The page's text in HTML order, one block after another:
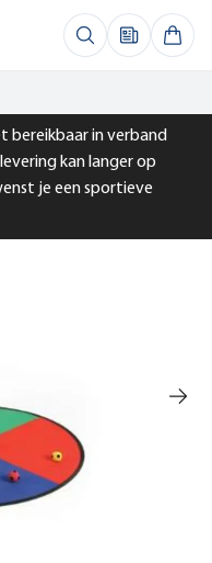
bereikbaar in verband
kan langer op
je een sportieve